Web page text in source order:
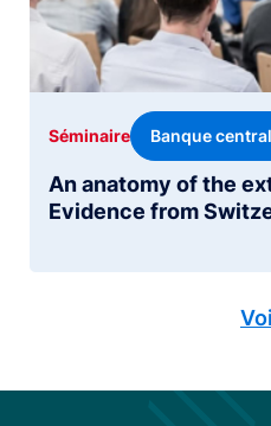
An anatomy of the
Evidence from
Séminaire Banque